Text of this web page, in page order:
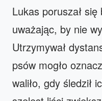
Lukas poruszał
uważając, by nie
Utrzymywał
psów mogło
waliło, gdy śledził